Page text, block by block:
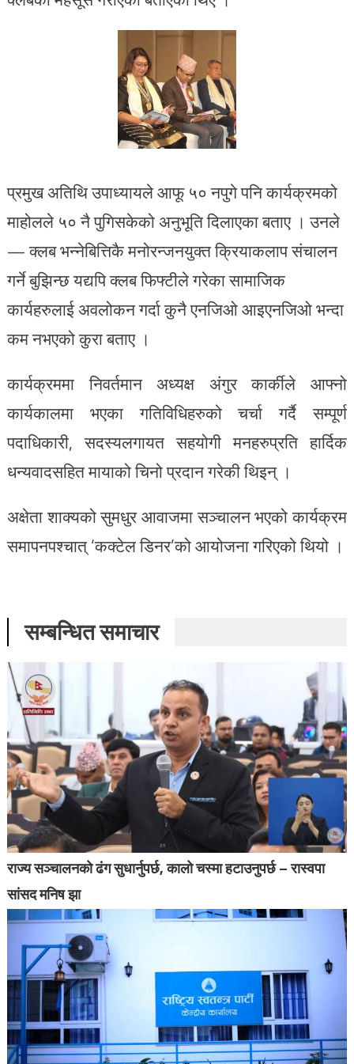
प्रमुख अतिथि उपाध्यायले आफू ५० नपुगे पनि कार्यक्रमको
माहोलले ५० नै पुगिसकेको अनुभूति दिलाएका बताए । उनले
— क्लब भन्नेबित्तिकै मनोरन्जनयुक्त क्रियाकलाप संचालन
गर्ने बुझिन्छ यद्यपि क्लब फिफ्टीले गरेका सामाजिक
कार्यहरुलाई अवलोकन गर्दा कुनै एनजिओ आइएनजिओ भन्दा
कम नभएको कुरा बताए ।
कार्यक्रममा निवर्तमान अध्यक्ष अंगुर कार्कीले आफ्नो
कार्यकालमा भएका गतिविधिहरुको चर्चा गर्दै सम्पूर्ण
पदाधिकारी, सदस्यलगायत सहयोगी मनहरुप्रति हार्दिक
धन्यवादसहित मायाको चिनो प्रदान गरेकी थिइन् ।
अक्षेता शाक्यको सुमधुर आवाजमा सञ्चालन भएको कार्यक्रम
समापनपश्चात् ‘कक्टेल डिनर’को आयोजना गरिएको थियो ।
सम्बन्धित समाचार
राज्य सञ्चालनको ढंग सुधार्नुपर्छ, कालो चस्मा हटाउनुपर्छ – रास्वपा
सांसद मनिष झा